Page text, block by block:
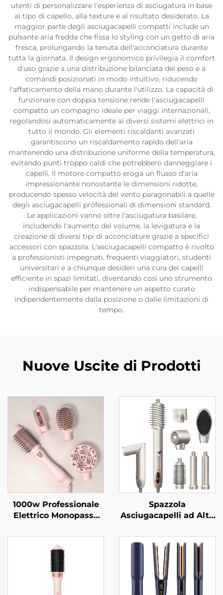
utenti di personalizzare l'esperienza di asciugatura in base
al tipo di capello, alla texture e al risultato desiderato. La
maggior parte degli asciugacapelli compatti include un
pulsante aria fredda che fissa lo styling con un getto di aria
fresca, prolungando la tenuta dell'acconciatura durante
tutta la giornata. Il design ergonomico privilegia il comfort
d'uso grazie a una distribuzione bilanciata del peso e a
comandi posizionati in modo intuitivo, riducendo
l'affaticamento della mano durante l'utilizzo. La capacità di
funzionare con doppia tensione rende l'asciugacapelli
compatto un compagno ideale per viaggi internazionali,
regolandosi automaticamente ai diversi sistemi elettrici in
tutto il mondo. Gli elementi riscaldanti avanzati
garantiscono un riscaldamento rapido dell'aria
mantenendo una distribuzione uniforme della temperatura,
evitando punti troppo caldi che potrebbero danneggiare i
capelli. Il motore compatto eroga un flusso d'aria
impressionante nonostante le dimensioni ridotte,
producendo spesso velocità del vento paragonabili a quelle
degli asciugacapelli professionali di dimensioni standard.
Le applicazioni vanno oltre l'asciugatura basilare,
includendo l'aumento del volume, la levigatura e la
creazione di diversi tipi di acconciature grazie a specifici
accessori con spazzola. L'asciugacapelli compatto è rivolto
a professionisti impegnati, frequenti viaggiatori, studenti
universitari e a chiunque desideri una cura dei capelli
efficiente in spazi limitati, diventando così uno strumento
indispensabile per mantenere un aspetto curato
indipendentemente dalla posizione o dalle limitazioni di
tempo.
Nuove Uscite di Prodotti
1000w Professionale
Elettrico Monopasso
Volumizzatore
Asciugacapelli ad aria
Auto Multi 4 in 1
Spazzola Ionica OEM
Spazzola
Asciugacapelli ad Alta
Rumore